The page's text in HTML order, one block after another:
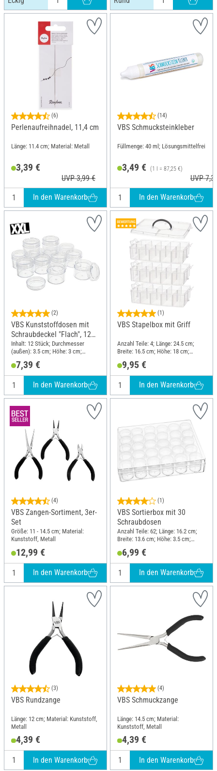
(6)
Perlenaufreihnadel, 11,4 cm
Länge: 11.4 cm; Material: Metall
3,39 €
UVP 3,99 €
In den Warenkorb
(14)
VBS Schmucksteinkleber
Füllmenge: 40 ml; Lösungsmittelfrei
3,49 € (1 l = 87,25 €)
UVP
In den Warenkorb
(2)
VBS Kunststoffdosen mit
Schraubdeckel "Flach", 12
Stück
Inhalt: 12 Stück; Durchmesser
(außen): 3.5 cm; Höhe: 3 cm;
7,39 €
In den Warenkorb
(1)
VBS Stapelbox mit Griff
Anzahl Teile: 4; Länge: 24.5 cm;
Breite: 16.5 cm; Höhe: 18 cm;
9,95 €
In den Warenkorb
(4)
VBS Zangen-Sortiment, 3er-
Set
Größe: 11 - 14.5 cm; Material:
Kunststoff, Metall
12,99 €
In den Warenkorb
(1)
VBS Sortierbox mit 30
Schraubdosen
Anzahl Teile: 62; Länge: 16.2 cm;
Breite: 13.6 cm; Höhe: 3.5 cm;
6,99 €
In den Warenkorb
(3)
VBS Rundzange
Länge: 12 cm; Material: Kunststoff,
Metall
4,39 €
In den Warenkorb
(4)
VBS Schmuckzange
Länge: 14.5 cm; Material:
Kunststoff, Metall
4,39 €
In den Warenkorb